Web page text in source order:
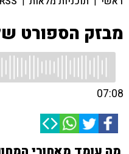
מבזק הספורט
07:08